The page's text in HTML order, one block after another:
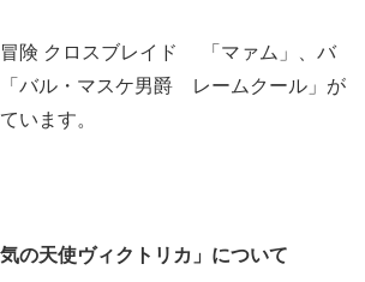
険 クロスブレイド 「マァム」、バ
バル・マスケ男爵 レームクール」が
います。
の天使ヴィクトリカ」について